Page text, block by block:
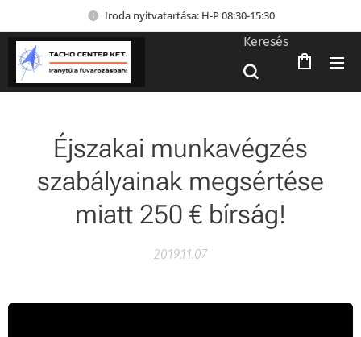
Iroda nyitvatartása: H-P 08:30-15:30
Keresés
Éjszakai munkavégzés
szabályainak megsértése
miatt 250 € bírság!
2019.11.07